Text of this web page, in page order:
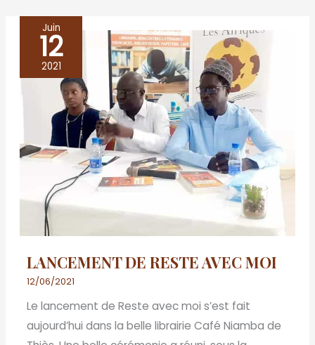
Juin
12
2021
LANCEMENT DE RESTE AVEC MOI
12/06/2021
Le lancement de Reste avec moi s’est fait
aujourd’hui dans la belle librairie Café Niamba de
LANCEMENT